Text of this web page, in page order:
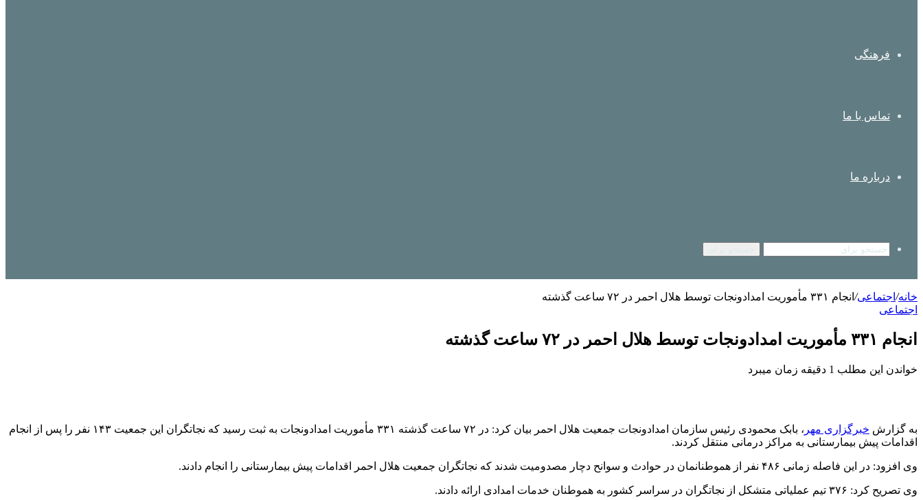
فرهنگی
تماس با ما
درباره ما
خانه/ اجتماعی/ انجام ۳۳۱ مأموریت امدادونجات توسط هلال احمر در ۷۲ ساعت گذشته
اجتماعی
انجام ۳۳۱ مأموریت امدادونجات توسط هلال احمر در ۷۲ ساعت گذشته
خواندن این مطلب 1 دقیقه زمان میبرد
به گزارش خبرگزاری مهر ، بابک محمودی رئیس سازمان امدادونجات جمعیت هلال احمر بیان کرد: در ۷۲ ساعت گذشته ۳۳۱ مأموریت امدادونجات به ثبت رسید که نجاتگران
این جمعیت ۱۴۳ نفر را پس از انجام
اقدامات پیش بیمارستانی به مراکز درمانی منتقل کردند.
وی افزود: در این فاصله زمانی ۴۸۶ نفر از هموطنانمان در حوادث و سوانح دچار مصدومیت شدند که نجاتگران جمعیت هلال احمر اقدامات پیش بیمارستانی را انجام دادند.
وی تصریح کرد: ۳۷۶ تیم عملیاتی متشکل از نجاتگران در سراسر کشور به هموطنان خدمات امدادی ارائه دادند.